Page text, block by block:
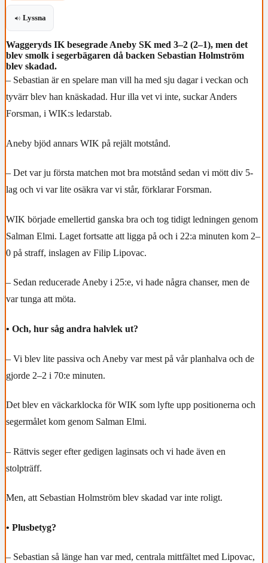
Lyssna
Waggeryds IK besegrade Aneby SK med 3–2 (2–1), men det
blev smolk i segerbägaren då backen Sebastian Holmström
blev skadad.
– Sebastian är en spelare man vill ha med sju dagar i veckan och
tyvärr blev han knäskadad. Hur illa vet vi inte, suckar Anders
Forsman, i WIK:s ledarstab.
Aneby bjöd annars WIK på rejält motstånd.
– Det var ju första matchen mot bra motstånd sedan vi mött div 5-
lag och vi var lite osäkra var vi står, förklarar Forsman.
WIK började emellertid ganska bra och tog tidigt ledningen genom
Salman Elmi. Laget fortsatte att ligga på och i 22:a minuten kom 2–
0 på straff, inslagen av Filip Lipovac.
– Sedan reducerade Aneby i 25:e, vi hade några chanser, men de
var tunga att möta.
• Och, hur såg andra halvlek ut?
– Vi blev lite passiva och Aneby var mest på vår planhalva och de
gjorde 2–2 i 70:e minuten.
Det blev en väckarklocka för WIK som lyfte upp positionerna och
segermålet kom genom Salman Elmi.
– Rättvis seger efter gedigen laginsats och vi hade även en
stolpträff.
Men, att Sebastian Holmström blev skadad var inte roligt.
• Plusbetyg?
– Sebastian så länge han var med, centrala mittfältet med Lipovac,